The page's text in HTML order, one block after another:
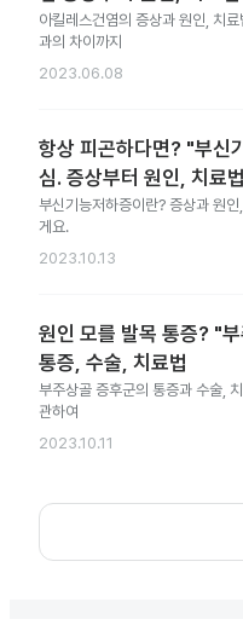
아킬레스건염의 증상과 원인, 치
과의 차이까지
2023.06.08
항상 피곤하다면? "부신
심. 증상부터 원인, 치료법
부신기능저하증이란? 증상과 원
게요.
2023.10.13
원인 모를 발목 통증? "
통증, 수술, 치료법
부주상골 증후군의 통증과 수술,
관하여
2023.10.11